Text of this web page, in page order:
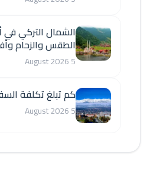
الشمال التركي
الطقس والزحام
5 August 2026
كم تبلغ تكلفة
5 August 2026